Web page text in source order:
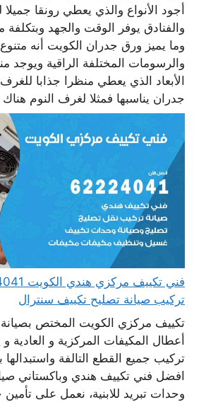
أجود الأنواع والذي يعطي رونقا جميلا
والفنادق يوفر الوقت والجهد وبتكلفة
وما يميز ورق جدران الكويت أنه متنوع
والرسومات المختلفة الراقية ويوجد
الأبعاد الذي يعطي منظرا جذابا
جدران يناسبها فمثلا لغرف النوم
تركيب صيانة تصليح تكييف سنترال
تكييف مركزي الكويت المختص
أعطال المكيفات المركزية و العادية
تركيب جميع القطع التالفة
افضل فني تكييف هندي وباكستاني
وحدات تبريد للابنية، نعمل على